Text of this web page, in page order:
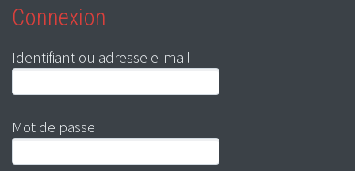
Connexion
Identifiant ou adresse e-mail
Mot de passe